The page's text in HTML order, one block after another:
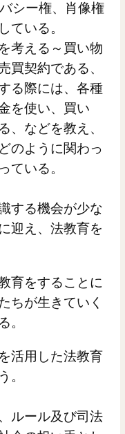
シー権、肖像権
ている。
考える～買い物
買契約である、
る際には、各種
を使い、買い
、などを教え、
のように関わっ
ている。
する機会が少な
迎え、法教育を
育をすることに
ちが生きていく
。
活用した法教育
。
ルール及び司法